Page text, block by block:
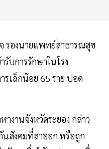
รองนายแพทย์สาธารณสุข
รับการรักษาในโรง
รเล็กน้อย 65 ราย ปอด
งานจังหวัดระยอง กล่าว
นสังคมที่ลาออก หรือถูก